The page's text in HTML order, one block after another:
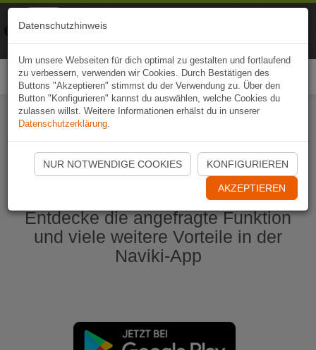
Naviki App jetzt öffnen
Entdecke die angefragte Funktion
und viele weitere Vorteile in der
Naviki-App
Datenschutzhinweis
Um unsere Webseiten für dich optimal zu gestalten und fortlaufend
zu verbessern, verwenden wir Cookies. Durch Bestätigen des
Buttons "Akzeptieren" stimmst du der Verwendung zu. Über den
Button "Konfigurieren" kannst du auswählen, welche Cookies du
zulassen willst. Weitere Informationen erhälst du in unserer
Datenschutzerklärung.
NUR NOTWENDIGE COOKIES KONFIGURIEREN
AKZEPTIEREN
Naviki